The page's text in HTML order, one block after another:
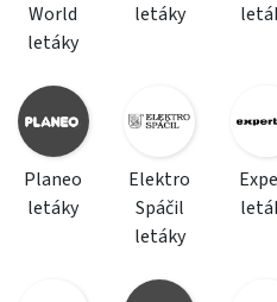
World
letáky
letáky
Planeo
letáky
Elektro
Spáčil
letáky